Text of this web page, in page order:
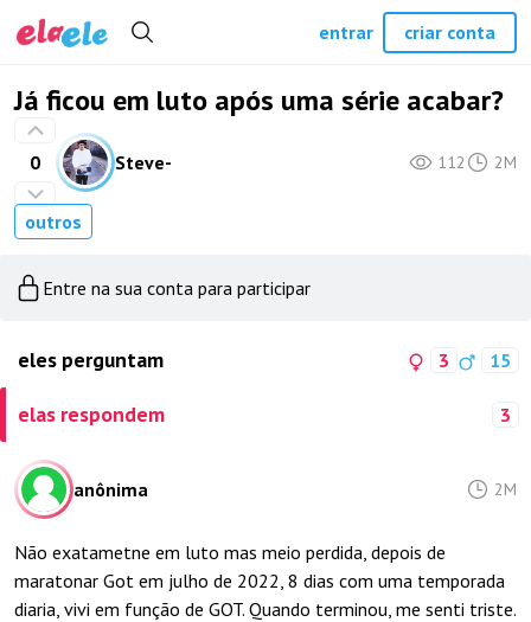
Já ficou em luto após uma série acabar?
0 Steve- 112 2M
outros
Entre na sua conta para participar
eles perguntam 3 15
elas respondem 3
anônima 2M
Não exatametne em luto mas meio perdida, depois de
maratonar Got em julho de 2022, 8 dias com uma temporada
diaria, vivi em função de GOT. Quando terminou, me senti triste.
entrar criar conta